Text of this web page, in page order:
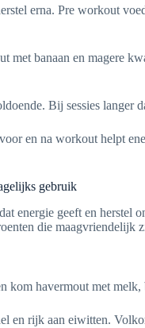
erna. Pre workout
met banaan en magere
Bij sessies
en na workout helpt
gebruik
energie geeft en
die maagvriendelijk
havermout met
en rijk aan eiwitten.